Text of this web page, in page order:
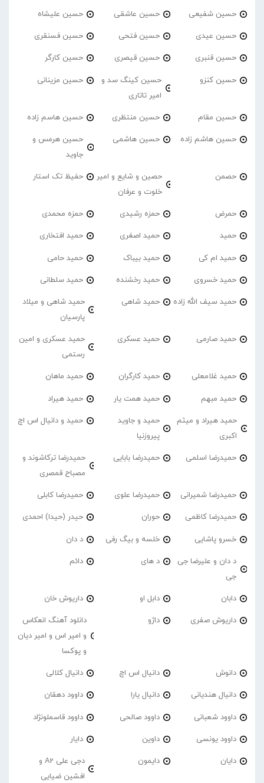
حسین شفیعی حسین عاشقی حسین علیشاه
حسین عیدی حسین فتحی حسین فسنقری
حسین قنبری حسین قیصری حسین کارگر
حسین کنزو
حسین کینگ سد و
امیر تاتاری
حسین مزینانی
حسین مقام حسین منتظری حسین هاسم زاده
حسین هاشم زاده حسین هاشمی
حسین هرمس و
جاوید
حصمن
حصین و شایع و امیر
خلوت و عرفان
حفیظ تک استار
حمرض حمزه رشیدی حمزه محمدی
حمید حمید اصغری حمید افتخاری
حمید ام کی حمید بیباک حمید حامی
حمید خسروی حمید رخشنده حمید سلطانی
حمید سیف الله زاده حمید شاهی
حمید شاهی و میلاد
پارسیان
حمید صارمی حمید عسکری
حمید عسکری و امین
رستمی
حمید غلامعلی حمید کارگران حمید ماهان
حمید مبهم حمید همت یار حمید هیراد
حمید هیراد و میثم
اکبری
حمید و جاوید
پیروزنیا
حمید و دانیال اس اچ
حمیدرضا اسلمی حمیدرضا بابایی
حمیدرضا ترکاشوند و
مصباح قمصری
حمیدرضا شمیرانی حمیدرضا علوی حمیدرضا کابلی
حمیدرضا کاظمی حوران حیدر (حیدا) احمدی
خسرو پاشایی خلسه و بیگ رفی د دان
د دان و علیرضا جی
جی
د های دائم
دابان دابل او داریوش خان
داریوش صفری داژو
دانلود آهنگ انعکاس
و امیر اس و امیر دیان
و پوکسا
دانوش دانیال اس اچ دانیال کلالی
دانیال هندیانی دانیال یارا داوود دهقان
داوود شعبانی داوود صالحی داوود قاسملونژاد
داوود یونسی داوین دایار
دایان دایمون
دجی علی A2 و
افشین ضیایی